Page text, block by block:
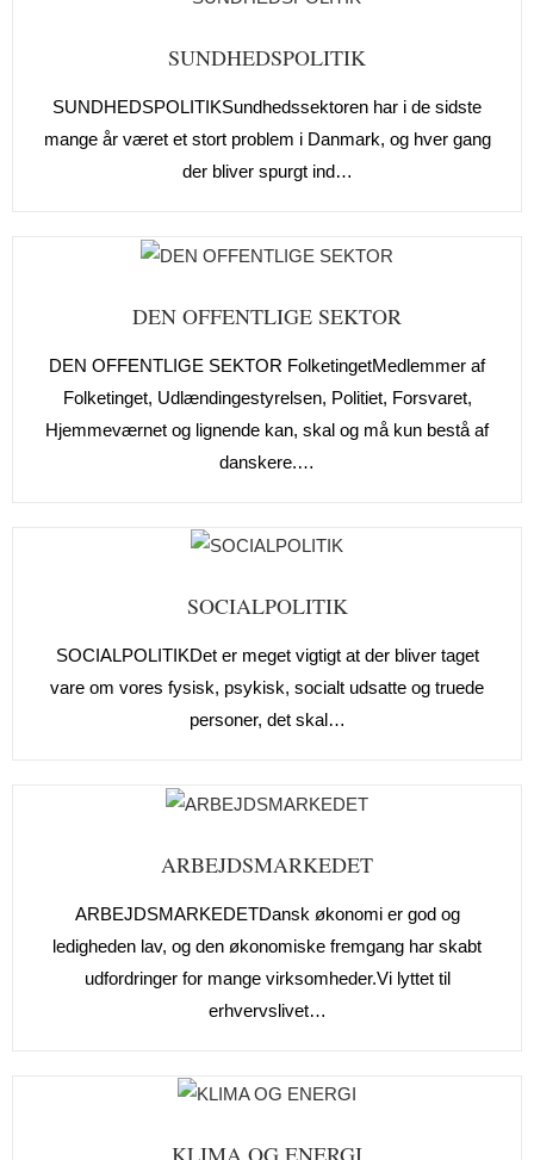
SUNDHEDSPOLITIK
SUNDHEDSPOLITIKSundhedssektoren har i de sidste
mange år været et stort problem i Danmark, og hver gang
der bliver spurgt ind…
DEN OFFENTLIGE SEKTOR
DEN OFFENTLIGE SEKTOR FolketingetMedlemmer af
Folketinget, Udlændingestyrelsen, Politiet, Forsvaret,
Hjemmeværnet og lignende kan, skal og må kun bestå af
danskere.…
SOCIALPOLITIK
SOCIALPOLITIKDet er meget vigtigt at der bliver taget
vare om vores fysisk, psykisk, socialt udsatte og truede
personer, det skal…
ARBEJDSMARKEDET
ARBEJDSMARKEDETDansk økonomi er god og
ledigheden lav, og den økonomiske fremgang har skabt
udfordringer for mange virksomheder.Vi lyttet til
erhvervslivet…